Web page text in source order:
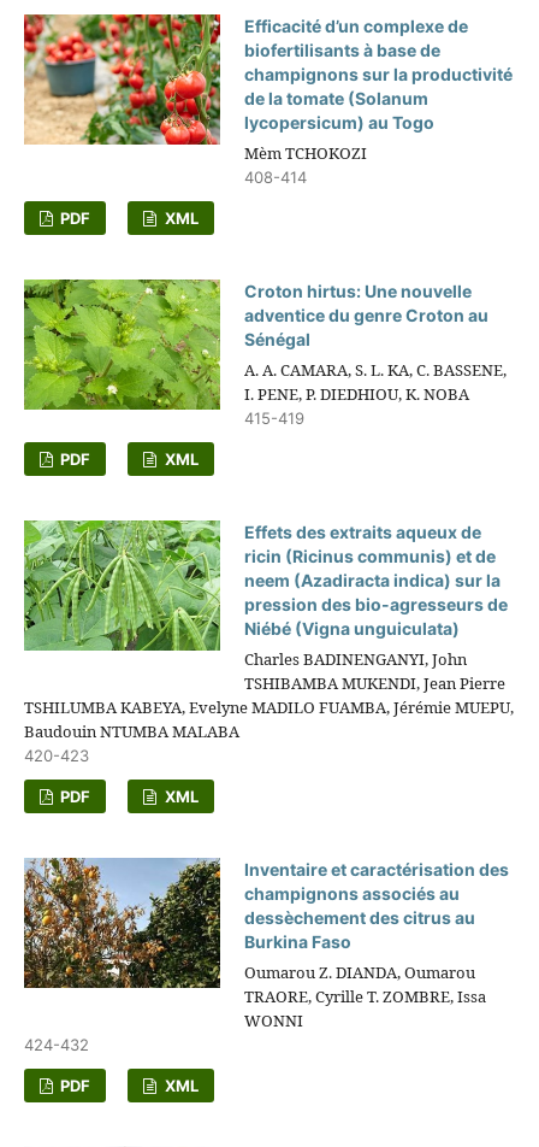
Efficacité d’un complexe de
biofertilisants à base de
champignons sur la productivité
de la tomate (Solanum
lycopersicum) au Togo
Mèm TCHOKOZI
408-414
PDF XML
Croton hirtus: Une nouvelle
adventice du genre Croton au
Sénégal
A. A. CAMARA, S. L. KA, C. BASSENE,
I. PENE, P. DIEDHIOU, K. NOBA
415-419
PDF XML
Effets des extraits aqueux de
ricin (Ricinus communis) et de
neem (Azadiracta indica) sur la
pression des bio-agresseurs de
Niébé (Vigna unguiculata)
Charles BADINENGANYI, John
TSHIBAMBA MUKENDI, Jean Pierre
TSHILUMBA KABEYA, Evelyne MADILO FUAMBA, Jérémie MUEPU,
Baudouin NTUMBA MALABA
420-423
PDF XML
Inventaire et caractérisation des
champignons associés au
dessèchement des citrus au
Burkina Faso
Oumarou Z. DIANDA, Oumarou
TRAORE, Cyrille T. ZOMBRE, Issa
WONNI
424-432
PDF XML